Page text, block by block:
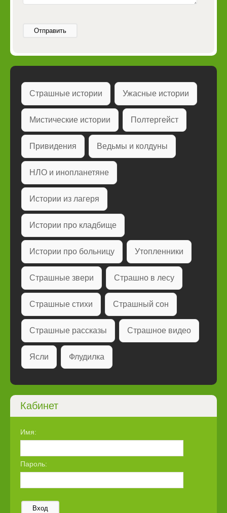
Отправить
Страшные истории Ужасные истории
Мистические истории Полтергейст
Привидения Ведьмы и колдуны
НЛО и инопланетяне
Истории из лагеря
Истории про кладбище
Истории про больницу Утопленники
Страшные звери Страшно в лесу
Страшные стихи Страшный сон
Страшные рассказы Страшное видео
Ясли Флудилка
Кабинет
Имя:
Пароль:
Вход